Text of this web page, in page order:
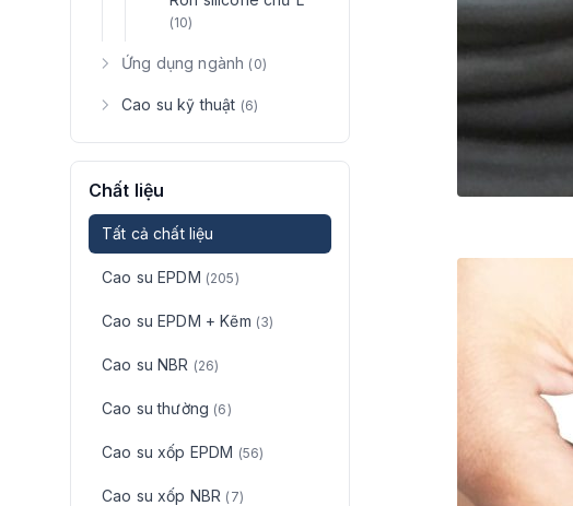
(10)
Ứng dụng ngành (0)
Cao su kỹ thuật (6)
Chất liệu
Tất cả chất liệu
Cao su EPDM (205)
Cao su EPDM + Kẽm (3)
Cao su NBR (26)
Cao su thường (6)
Cao su xốp EPDM (56)
Cao su xốp NBR (7)